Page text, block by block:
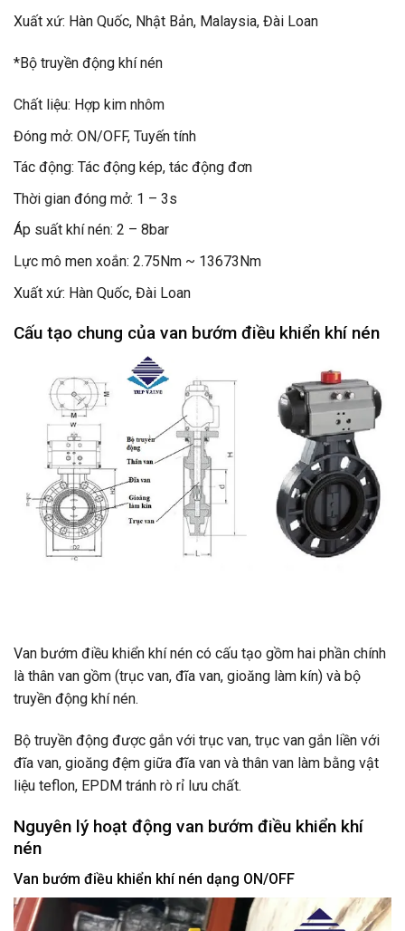
Xuất xứ: Hàn Quốc, Nhật Bản, Malaysia, Đài Loan
*Bộ truyền động khí nén
Chất liệu: Hợp kim nhôm
Đóng mở: ON/OFF, Tuyến tính
Tác động: Tác động kép, tác động đơn
Thời gian đóng mở: 1 – 3s
Áp suất khí nén: 2 – 8bar
Lực mô men xoắn: 2.75Nm ~ 13673Nm
Xuất xứ: Hàn Quốc, Đài Loan
Cấu tạo chung của van bướm điều khiển khí nén
Van bướm điều khiển khí nén có cấu tạo gồm hai phần chính
là thân van gồm (trục van, đĩa van, gioăng làm kín) và bộ
truyền động khí nén.
Bộ truyền động được gắn với trục van, trục van gắn liền với
đĩa van, gioăng đệm giữa đĩa van và thân van làm bằng vật
liệu teflon, EPDM tránh rò rỉ lưu chất.
Nguyên lý hoạt động van bướm điều khiển khí
nén
Van bướm điều khiển khí nén dạng ON/OFF